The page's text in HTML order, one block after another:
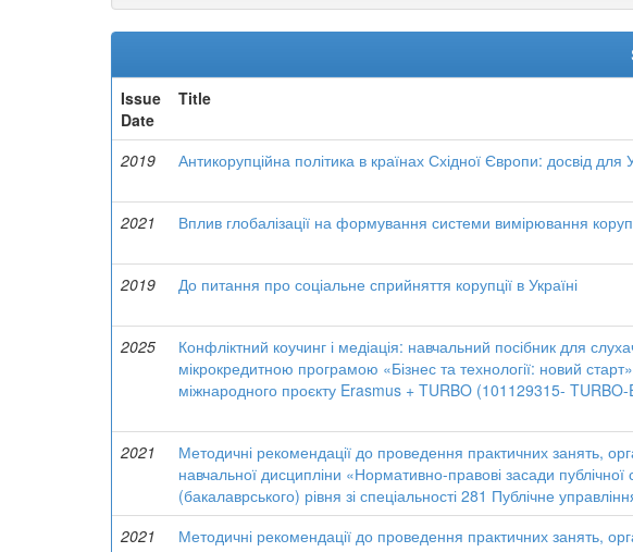
Issue
Date
Title
2019 Антикорупційна політика в країнах Східної Європи: досвід для
2021
Вплив глобалізації на формування системи вимірювання
2019
До питання про соціальне сприйняття корупції в Україні
2025
Конфліктний коучинг і медіація: навчальний посібник для
мікрокредитною програмою «Бізнес та технології: новий
міжнародного проєкту Erasmus + TURBO (101129315-
2021
Методичні рекомендації до проведення практичних занять,
навчальної дисципліни «Нормативно-правові засади публічної
(бакалаврського) рівня зі спеціальності 281 Публічне
2021
Методичні рекомендації до проведення практичних занять,